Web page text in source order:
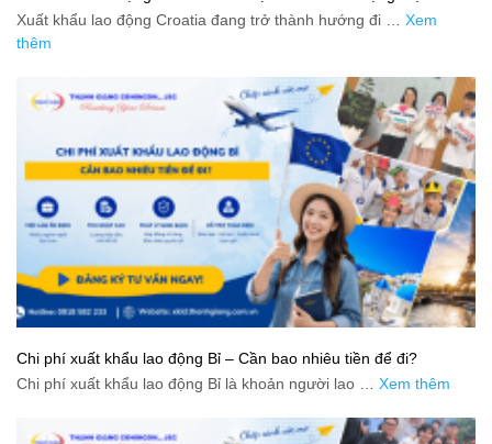
Xuất khẩu lao động Croatia đang trở thành hướng đi … Xem
thêm
Chi phí xuất khẩu lao động Bỉ – Cần bao nhiêu tiền để đi?
Chi phí xuất khẩu lao động Bỉ là khoản người lao … Xem thêm